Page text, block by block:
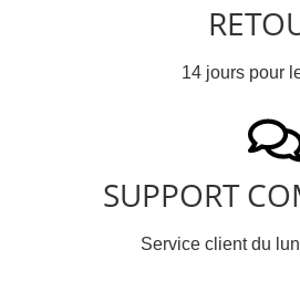
14 jours pour
SUPPORT
Service client du